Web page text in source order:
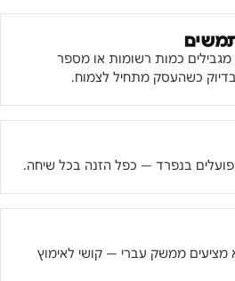
מגבילים כמות רשומות או מספר
כשהעסק מתחיל לצמוח.
פועלים בנפרד — כפל הזנה בכל שיחה.
מציעים ממשק עברי — קושי לאימוץ